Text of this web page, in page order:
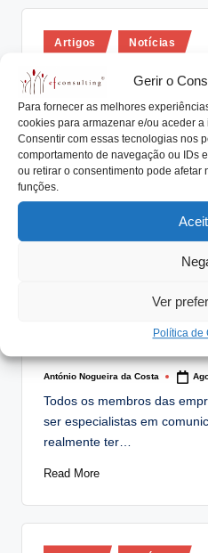
Gerir o
Para fornecer as melhores
cookies para armazenar e/ou aceder
Consentir com essas tecnologias nos
comportamento de navegação ou IDs
ou retirar o consentimento pode afetar
funções.
Ver
Política de
Posted
Artigos Notícias
E se o chefe não se
Posted
by
António Nogueira da Costa
E se o chefe não se quiser
fundadores de negócios
Read More
Todos os membros
Posted
António Nogueira da Costa
Todos os membros das
ser especialistas em
realmente ter…
Read More